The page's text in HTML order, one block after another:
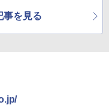
事を見る